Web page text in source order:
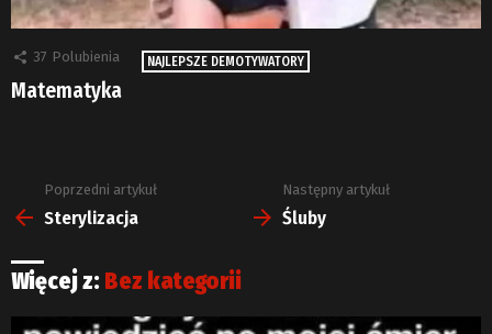
37 Polubienia NAJLEPSZE DEMOTYWATORY
Matematyka
Zobacz
więcej
Poprzedni artykuł
Sterylizacja
Następny artykuł
Śluby
Więcej z: Bez kategorii